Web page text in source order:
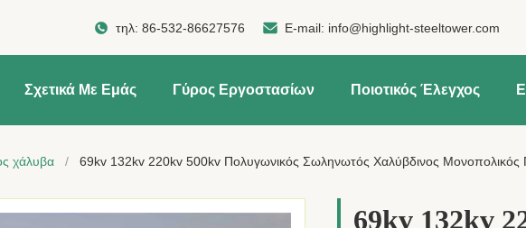
τηλ: 86-532-86627576 E-mail: info@highlight-steeltower.com
Σχετικά Με Εμάς Γύρος Εργοστασίων Ποιοτικός Έλεγχος
χάλυβα / 69kv 132kv 220kv 500kv Πολυγωνικός Σωληνωτός Χαλύβδινος Μονοπολικός
69kv 132kv